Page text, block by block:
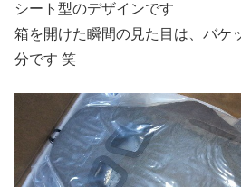
シート型のデザインです
箱を開けた瞬間の見た目は、バケ
分です 笑